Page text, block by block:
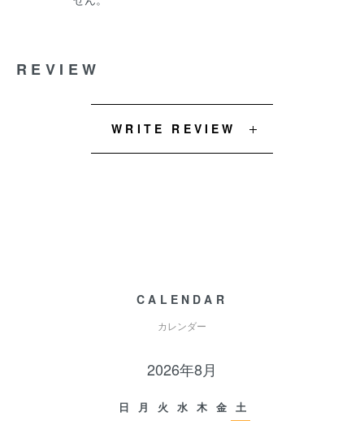
REVIEW
WRITE REVIEW
CALENDAR
カレンダー
2026年8月
日 月 火 水 木 金
土